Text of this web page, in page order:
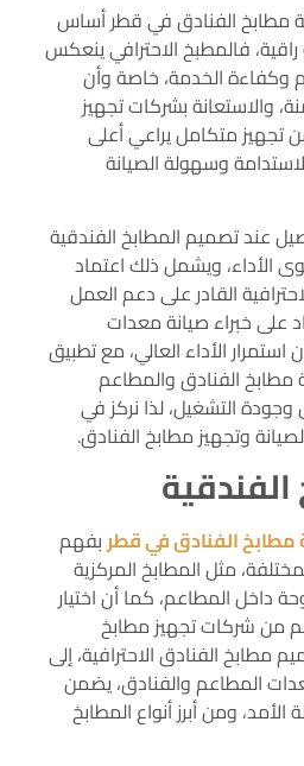
مطابخ الفنادق في قطر أساس
فالمطبخ الاحترافي ينعكس
وكفاءة الخدمة، خاصة وأن
والاستعانة بشركات تجهيز
تجهيز متكامل يراعي أعلى
وسهولة الصيانة
عند تصميم المطابخ الفندقية
ويشمل ذلك اعتماد
القادر على دعم العمل
على خبراء صيانة معدات
الأداء العالي، مع تطبيق
الفنادق والمطاعم
التشغيل، لذا نركز في
وتجهيز مطابخ الفنادق.
الفندقية
مطابخ الفنادق في قطر بفهم
مثل المطابخ المركزية
داخل المطاعم، كما أن اختيار
من شركات تجهيز مطابخ
مطابخ الفنادق الاحترافية، إلى
المطاعم والفنادق، يضمن
ومن أبرز أنواع المطابخ